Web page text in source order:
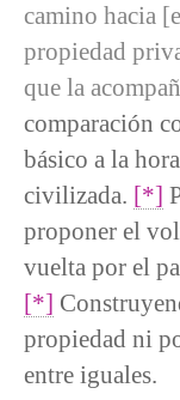
camino hacia
propiedad
que la
comparación
básico a la
civilizada. [*]
proponer el
vuelta por el
[*]
propiedad ni
entre iguales.